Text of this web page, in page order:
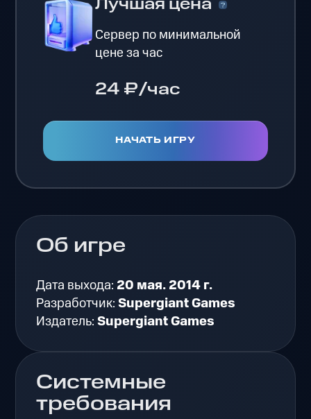
Сервер по минимальной
цене за час
24 ₽/час
НАЧАТЬ ИГРУ
Об игре
Дата выхода: 20 мая. 2014 г.
Разработчик:Supergiant Games
Издатель:Supergiant Games
Системные
требования